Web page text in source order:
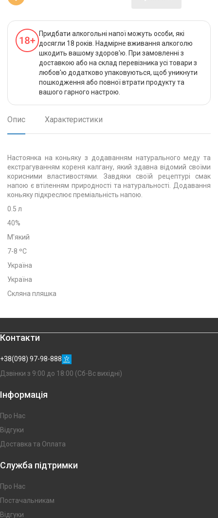
Придбати алкогольні напої можуть особи, які
досягли 18 років. Надмірне вживання алкоголю
шкодить вашому здоров'ю. При замовленні з
доставкою або на склад перевізника усі товари з
любов'ю додатково упаковуються, щоб уникнути
пошкодження або повної втрати продукту та
вашого гарного настрою.
Опис Характеристики
Настоянка на коньяку з додаванням натурального меду та
екстрагуванням кореня калгану, який здавна відомий своїми
корисними властивостями. Завдяки своїй рецептурі смак
напою є втіленням природності та натуральності. Додавання
коньяку підкреслює преміальність напою.
0.5 л
40%
М'який
7-8 ºC
Україна
Україна
Скляна пляшка
Контакти
+38(098) 97-98-888
Дзвінки з 9:00 до 18:00 (Сб-Вс вихідні)
Інформація
Про Нас
Відгуки
Доставка та Оплата
Служба підтримки
Про Нас
Постачальникам
Відгуки